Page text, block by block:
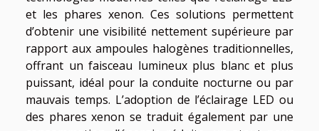
et les phares xenon. Ces solutions permettent
d’obtenir une visibilité nettement supérieure par
rapport aux ampoules halogènes traditionnelles,
offrant un faisceau lumineux plus blanc et plus
puissant, idéal pour la conduite nocturne ou par
mauvais temps. L’adoption de l’éclairage LED ou
des phares xenon se traduit également par une